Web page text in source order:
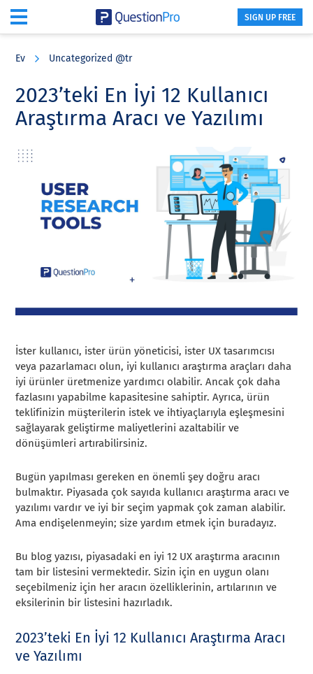
content
sidebar
SIGN UP FREE
Ev Uncategorized @tr
2023’teki En İyi 12 Kullanıcı
Araştırma Aracı ve Yazılımı
İster kullanıcı, ister ürün yöneticisi, ister UX tasarımcısı
veya pazarlamacı olun, iyi kullanıcı araştırma araçları daha
iyi ürünler üretmenize yardımcı olabilir. Ancak çok daha
fazlasını yapabilme kapasitesine sahiptir. Ayrıca, ürün
teklifinizin müşterilerin istek ve ihtiyaçlarıyla eşleşmesini
sağlayarak geliştirme maliyetlerini azaltabilir ve
dönüşümleri artırabilirsiniz.
Bugün yapılması gereken en önemli şey doğru aracı
bulmaktır. Piyasada çok sayıda kullanıcı araştırma aracı ve
yazılımı vardır ve iyi bir seçim yapmak çok zaman alabilir.
Ama endişelenmeyin; size yardım etmek için buradayız.
Bu blog yazısı, piyasadaki en iyi 12 UX araştırma aracının
tam bir listesini vermektedir. Sizin için en uygun olanı
seçebilmeniz için her aracın özelliklerinin, artılarının ve
eksilerinin bir listesini hazırladık.
2023’teki En İyi 12 Kullanıcı Araştırma Aracı
ve Yazılımı